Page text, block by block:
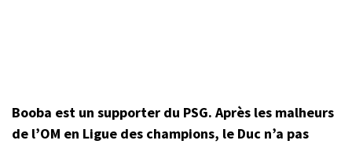
Booba est un supporter du PSG. Après les malheurs
de l’OM en Ligue des champions, le Duc n’a pas